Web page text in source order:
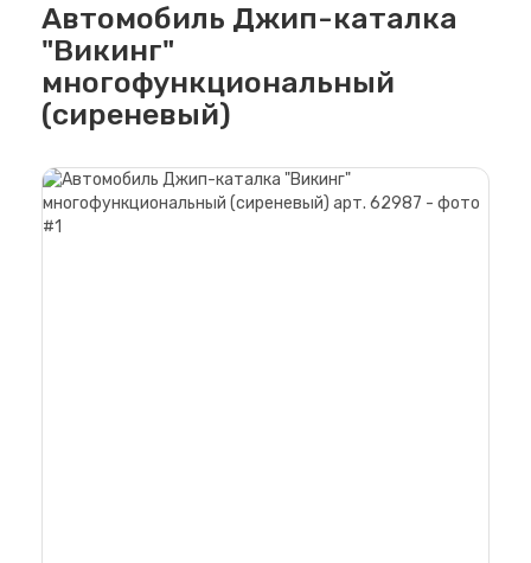
Автомобиль Джип-каталка
"Викинг"
многофункциональный
(сиреневый)